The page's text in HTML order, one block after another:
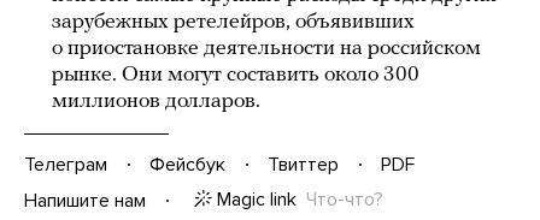
зарубежных ретелейров, объявивших
о приостановке деятельности на российском
рынке. Они могут составить около 300
миллионов долларов.
Телеграм Фейсбук Твиттер
PDF
Напишите нам
Magic link Что-что?